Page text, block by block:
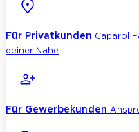
Für Privatkunden Caparol
deiner Nähe
Für Gewerbekunden